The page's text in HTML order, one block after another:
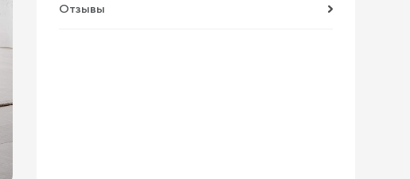
Отзывы